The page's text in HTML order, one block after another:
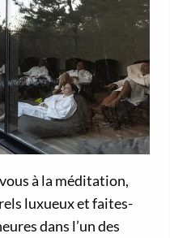
à la méditation,
luxueux et faites-
dans l’un des